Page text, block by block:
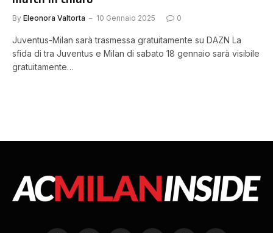
By Eleonora Valtorta 10 Gennaio 2025 0
Juventus-Milan sarà trasmessa gratuitamente su DAZN La
sfida di tra Juventus e Milan di sabato 18 gennaio sarà visibile
gratuitamente…